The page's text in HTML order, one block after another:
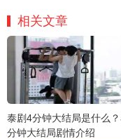
相关文章
泰剧4分钟大结局是什么
分钟大结局剧情介绍